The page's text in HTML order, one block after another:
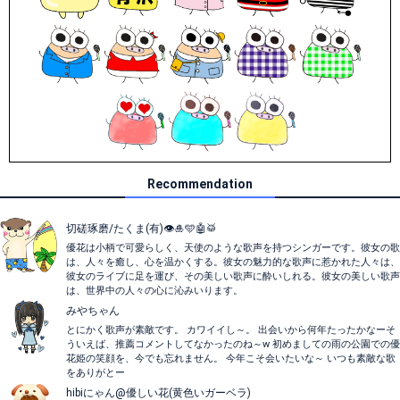
Recommendation
切磋琢磨/たくま(有)👁🎍🩵🤖🥁
優花は小柄で可愛らしく、天使のような歌声を持つシンガーです。彼女の歌
は、人々を癒し、心を温かくする。彼女の魅力的な歌声に惹かれた人々は、
彼女のライブに足を運び、その美しい歌声に酔いしれる。彼女の美しい歌声
は、世界中の人々の心に沁みいります。
みやちゃん
とにかく歌声が素敵です。 カワイイし～。 出会いから何年たったかなーそ
ういえば、推薦コメントしてなかったのね～w 初めましての雨の公園での優
花姫の笑顔を、今でも忘れません。 今年こそ会いたいな～ いつも素敵な歌
をありがとー
hibiにゃん@優しい花(黄色いガーベラ)